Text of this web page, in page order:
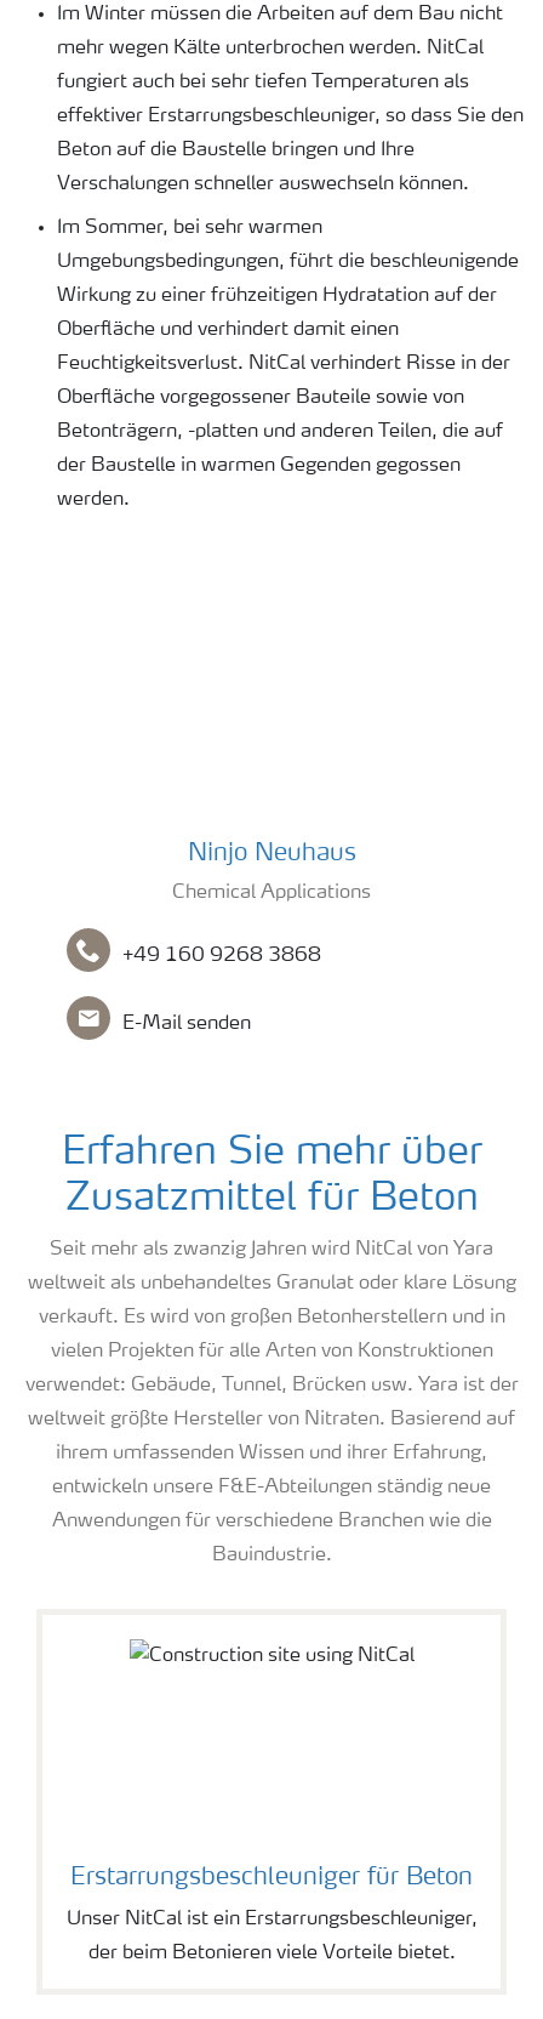
Im Winter müssen die Arbeiten auf dem Bau nicht
mehr wegen Kälte unterbrochen werden. NitCal
fungiert auch bei sehr tiefen Temperaturen als
effektiver Erstarrungsbeschleuniger, so dass Sie den
Beton auf die Baustelle bringen und Ihre
Verschalungen schneller auswechseln können.
Im Sommer, bei sehr warmen
Umgebungsbedingungen, führt die beschleunigende
Wirkung zu einer frühzeitigen Hydratation auf der
Oberfläche und verhindert damit einen
Feuchtigkeitsverlust. NitCal verhindert Risse in der
Oberfläche vorgegossener Bauteile sowie von
Betonträgern, -platten und anderen Teilen, die auf
der Baustelle in warmen Gegenden gegossen
werden.
Ninjo Neuhaus
Chemical Applications
+49 160 9268 3868
E-Mail senden
Erfahren Sie mehr über
Zusatzmittel für Beton
Seit mehr als zwanzig Jahren wird NitCal von Yara
weltweit als unbehandeltes Granulat oder klare Lösung
verkauft. Es wird von großen Betonherstellern und in
vielen Projekten für alle Arten von Konstruktionen
verwendet: Gebäude, Tunnel, Brücken usw. Yara ist der
weltweit größte Hersteller von Nitraten. Basierend auf
ihrem umfassenden Wissen und ihrer Erfahrung,
entwickeln unsere F&E-Abteilungen ständig neue
Anwendungen für verschiedene Branchen wie die
Bauindustrie.
Erstarrungsbeschleuniger für Beton
Unser NitCal ist ein Erstarrungsbeschleuniger,
der beim Betonieren viele Vorteile bietet.